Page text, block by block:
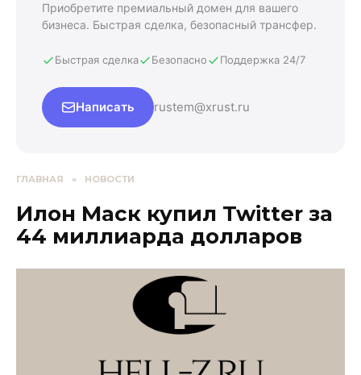
Приобретите премиальный домен для вашего
бизнеса. Быстрая сделка, безопасный трансфер.
Быстрая сделка Безопасно Поддержка 24/7
Написать rustem@xrust.ru
ГЛАВНАЯ » НОВОСТИ
Илон Маск купил Twitter за
44 миллиарда долларов